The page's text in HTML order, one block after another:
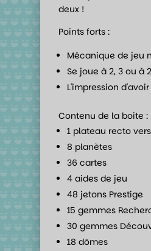
deux !
Points forts :
Mécanique de jeu
Se joue à 2, 3 ou à
L'impression
Contenu de la boite :
1 plateau recto
8 planètes
36 cartes
4 aides de jeu
48 jetons Prestige
15 gemmes
30 gemmes
18 dômes